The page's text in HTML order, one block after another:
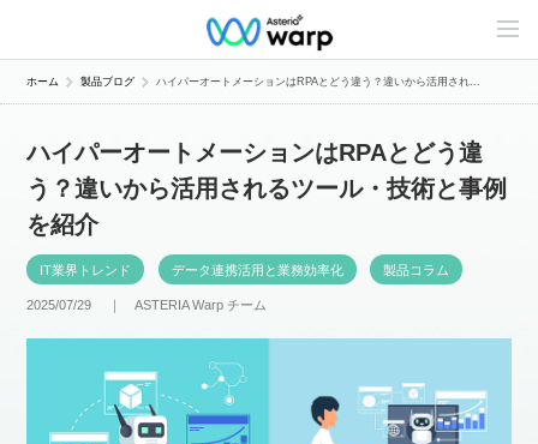
C
n
e
ホーム 製品ブログ ハイパーオートメーションはRPAとどう違う？違いから活用され...
ハイパーオートメーションはRPAとどう違
う？違いから活用されるツール・技術と事例
を紹介
IT業界トレンド データ連携活用と業務効率化 製品コラム
2025/07/29 ｜ASTERIA Warp チーム